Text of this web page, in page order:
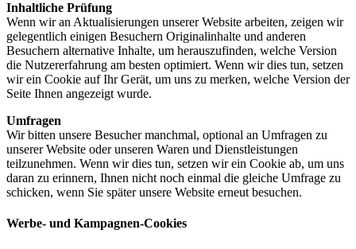
Inhaltliche Prüfung
Wenn wir an Aktualisierungen unserer Website arbeiten, zeigen wir
gelegentlich einigen Besuchern Originalinhalte und anderen
Besuchern alternative Inhalte, um herauszufinden, welche Version
die Nutzererfahrung am besten optimiert. Wenn wir dies tun, setzen
wir ein Cookie auf Ihr Gerät, um uns zu merken, welche Version der
Seite Ihnen angezeigt wurde.
Umfragen
Wir bitten unsere Besucher manchmal, optional an Umfragen zu
unserer Website oder unseren Waren und Dienstleistungen
teilzunehmen. Wenn wir dies tun, setzen wir ein Cookie ab, um uns
daran zu erinnern, Ihnen nicht noch einmal die gleiche Umfrage zu
schicken, wenn Sie später unsere Website erneut besuchen.
Werbe- und Kampagnen-Cookies